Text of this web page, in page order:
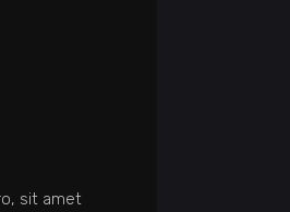
sit amet